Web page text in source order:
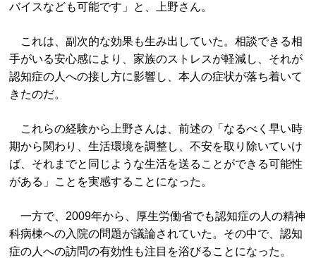
バイスなども可能です」と、上野さん。
これは、副次的な効果も生み出していた。相談できる相
手がいる安心感により、家族のストレスが軽減し、それが
認知症の人への接し方に影響し、本人の症状が落ち着いて
きたのだ。
これらの経験から上野さんは、前述の「なるべく早い時
期から関わり、生活環境を調整し、不安を取り除いていけ
ば、それまでと同じような生活を送ることができる可能性
がある」ことを実感することになった。
一方で、2009年から、厚生労働省でも認知症の人の精神
科病棟への入院の問題が議論されていた。その中で、認知
症の人への訪問の有効性も注目を浴びることになった。